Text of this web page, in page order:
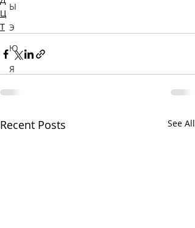
Ы
Э
Ю
Я
Ц
Т
Recent Posts See All